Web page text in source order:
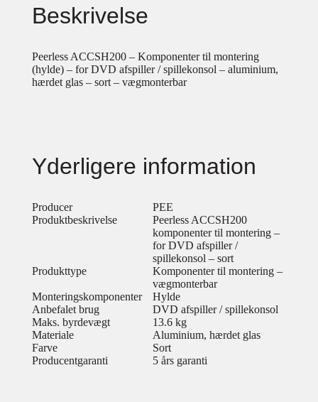
Beskrivelse
Peerless ACCSH200 – Komponenter til montering
(hylde) – for DVD afspiller / spillekonsol – aluminium,
hærdet glas – sort – vægmonterbar
Yderligere information
Producer
PEE
Produktbeskrivelse
Peerless ACCSH200
komponenter til montering –
for DVD afspiller /
spillekonsol – sort
Produkttype
Komponenter til montering –
vægmonterbar
Monteringskomponenter
Hylde
Anbefalet brug
DVD afspiller / spillekonsol
Maks. byrdevægt
13.6 kg
Materiale
Aluminium, hærdet glas
Farve
Sort
Producentgaranti
5 års garanti